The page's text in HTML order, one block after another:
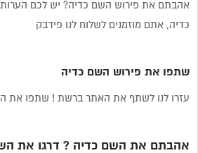
אהבתם את פירוש השם כדיה? יש לכם
כדיה, אתם מוזמנים לשלוח לנו פידבק
שתפו את פירוש השם כדיה
עזרו לנו לשתף את האתר ברשת ! שתפו את
אהבתם את השם כדיה ? דרגו את